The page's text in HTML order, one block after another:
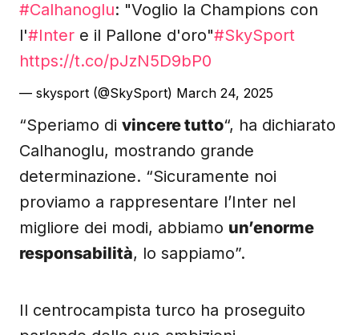
#Calhanoglu: "Voglio la Champions con
l'#Inter e il Pallone d'oro"#SkySport
https://t.co/pJzN5D9bP0
— skysport (@SkySport) March 24, 2025
“Speriamo di vincere tutto“, ha dichiarato
Calhanoglu, mostrando grande
determinazione. “Sicuramente noi
proviamo a rappresentare l’Inter nel
migliore dei modi, abbiamo un’enorme
responsabilità, lo sappiamo”.
Il centrocampista turco ha proseguito